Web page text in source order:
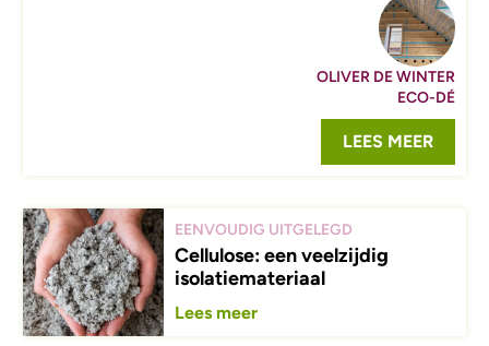
OLIVER DE WINTER
ECO-DÉ
LEES MEER
EENVOUDIG UITGELEGD
Cellulose: een veelzijdig
isolatiemateriaal
Lees meer